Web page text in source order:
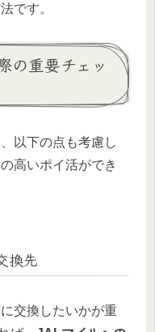
です。
の重要チェッ
以下の点も考慮し
高いポイ活ができ
換先
交換したいかが重